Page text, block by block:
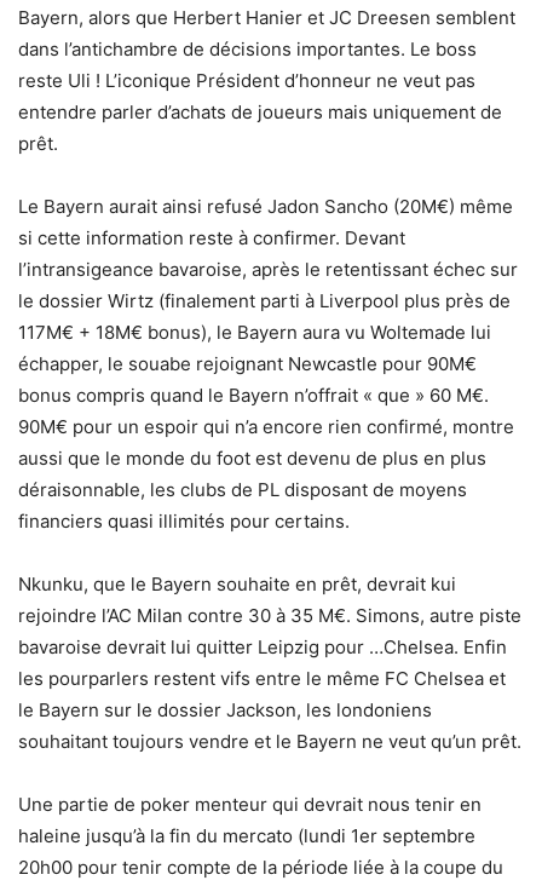
Bayern, alors que Herbert Hanier et JC Dreesen semblent
dans l’antichambre de décisions importantes. Le boss
reste Uli ! L’iconique Président d’honneur ne veut pas
entendre parler d’achats de joueurs mais uniquement de
prêt.
Le Bayern aurait ainsi refusé Jadon Sancho (20M€) même
si cette information reste à confirmer. Devant
l’intransigeance bavaroise, après le retentissant échec sur
le dossier Wirtz (finalement parti à Liverpool plus près de
117M€ + 18M€ bonus), le Bayern aura vu Woltemade lui
échapper, le souabe rejoignant Newcastle pour 90M€
bonus compris quand le Bayern n’offrait « que » 60 M€.
90M€ pour un espoir qui n’a encore rien confirmé, montre
aussi que le monde du foot est devenu de plus en plus
déraisonnable, les clubs de PL disposant de moyens
financiers quasi illimités pour certains.
Nkunku, que le Bayern souhaite en prêt, devrait kui
rejoindre l’AC Milan contre 30 à 35 M€. Simons, autre piste
bavaroise devrait lui quitter Leipzig pour …Chelsea. Enfin
les pourparlers restent vifs entre le même FC Chelsea et
le Bayern sur le dossier Jackson, les londoniens
souhaitant toujours vendre et le Bayern ne veut qu’un prêt.
Une partie de poker menteur qui devrait nous tenir en
haleine jusqu’à la fin du mercato (lundi 1er septembre
20h00 pour tenir compte de la période liée à la coupe du